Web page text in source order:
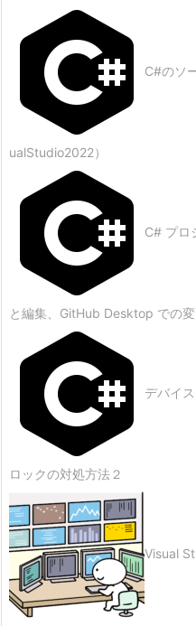
C#のソ
ualStudio2022）
C# プロ
と編集、GitHub Desktop での
デバイ
ロックの対処方法２
Visual